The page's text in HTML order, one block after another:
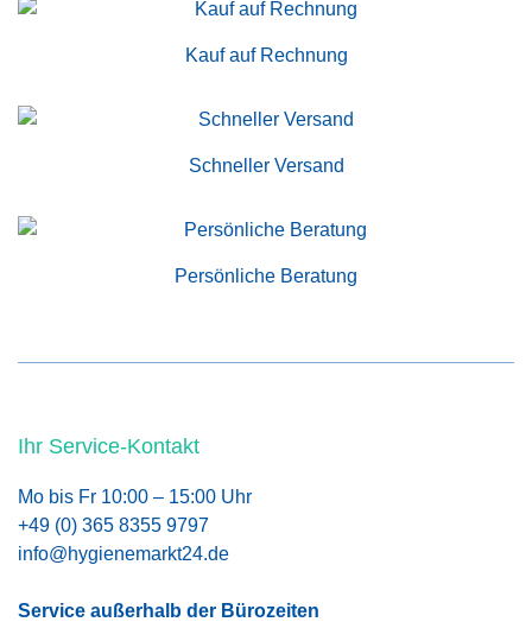
Kauf auf Rechnung
Schneller Versand
Persönliche Beratung
Ihr Service-Kontakt
Mo bis Fr 10:00 – 15:00 Uhr
+49 (0) 365 8355 9797
info@hygienemarkt24.de
Service außerhalb der Bürozeiten